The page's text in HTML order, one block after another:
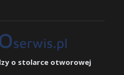
o stolarce otworowej